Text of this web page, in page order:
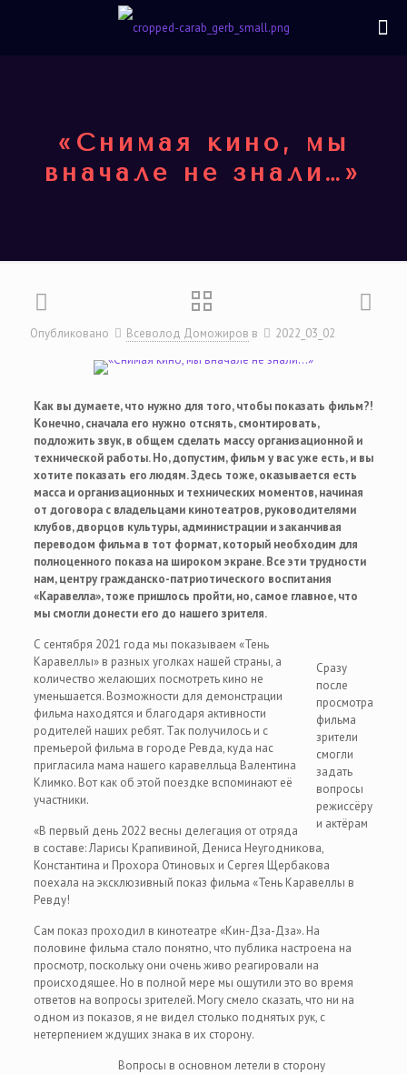
«Снимая кино, мы
вначале не знали…»
Опубликовано Всеволод Доможиров в 2022_03_02
Как вы думаете, что нужно для того, чтобы показать фильм?!
Конечно, сначала его нужно отснять, смонтировать,
подложить звук, в общем сделать массу организационной и
технической работы. Но, допустим, фильм у вас уже есть, и вы
хотите показать его людям. Здесь тоже, оказывается есть
масса и организационных и технических моментов, начиная
от договора с владельцами кинотеатров, руководителями
клубов, дворцов культуры, администрации и заканчивая
переводом фильма в тот формат, который необходим для
полноценного показа на широком экране. Все эти трудности
нам, центру гражданско-патриотического воспитания
«Каравелла», тоже пришлось пройти, но, самое главное, что
мы смогли донести его до нашего зрителя.
Сразу
после
просмотра
фильма
зрители
смогли
задать
вопросы
режиссёру
и актёрам
С сентября 2021 года мы показываем «Тень
Каравеллы» в разных уголках нашей страны, а
количество желающих посмотреть кино не
уменьшается. Возможности для демонстрации
фильма находятся и благодаря активности
родителей наших ребят. Так получилось и с
премьерой фильма в городе Ревда, куда нас
пригласила мама нашего каравелльца Валентина
Климко. Вот как об этой поездке вспоминают её
участники.
«В первый день 2022 весны делегация от отряда
в составе: Ларисы Крапивиной, Дениса Неугодникова,
Константина и Прохора Отиновых и Сергея Щербакова
поехала на эксклюзивный показ фильма «Тень Каравеллы в
Ревду!
Сам показ проходил в кинотеатре «Кин-Дза-Дза». На
половине фильма стало понятно, что публика настроена на
просмотр, поскольку они очень живо реагировали на
происходящее. Но в полной мере мы ощутили это во время
ответов на вопросы зрителей. Могу смело сказать, что ни на
одном из показов, я не видел столько поднятых рук, с
нетерпением ждущих знака в их сторону.
Вопросы в основном летели в сторону